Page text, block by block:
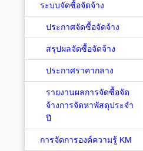
ระบบจัดซื้อจัดจ้าง
ประกาศจัดซื้อจัดจ้าง
สรุปผลจัดซื้อจัดจ้าง
ประกาศราคากลาง
รายงานผลการจัดซื้อจัด
จ้างการจัดหาพัสดุประจำ
ปี
การจัดการองค์ความรู้ KM